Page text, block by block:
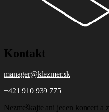
Kontakt
manager@klezmer.sk
+421 910 939 775
Nezmeškajte ani jeden koncert a